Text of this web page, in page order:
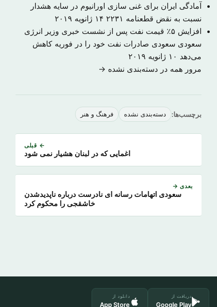
آمادگی ایران برای غنی سازی اورانیوم در سایه هشدار
نسبت به نقض قطعنامه ۲۲۳۱
۱۴ ژانویه ۲۰۱۹
افزایش ۵٪ قیمت نفت پس از نشست خبری وزیر انرژی
سعودی سعودی صادرات نفت خود را در فوریه کاهش
می‌دهد ۱۰ ژانویه ۲۰۱۹
مرور همه در دسته‌بندی نشده →
برچسب‌ها: دسته‌بندی نشده فرهنگ و هنر
← قبلی
اغمایی که در لبنان هشیار نمی شود
بعدی →
سعودی اتهامات رسانه ای نادرست درباره ناپدیدشدن
خاشقجی را محکوم کرد
دریافت از
Google Play
دانلود از
App Store